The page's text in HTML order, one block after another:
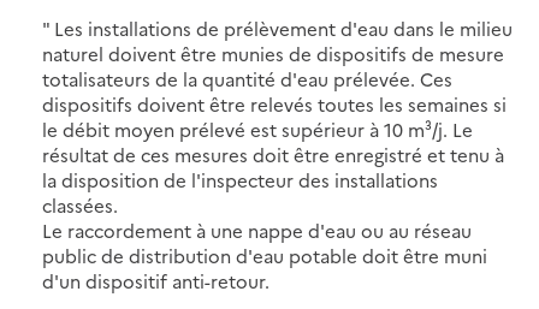
" Les installations de prélèvement d'eau dans le milieu
naturel doivent être munies de dispositifs de mesure
totalisateurs de la quantité d'eau prélevée. Ces
dispositifs doivent être relevés toutes les semaines si
le débit moyen prélevé est supérieur à 10 m³/j. Le
résultat de ces mesures doit être enregistré et tenu à
la disposition de l'inspecteur des installations
classées.
Le raccordement à une nappe d'eau ou au réseau
public de distribution d'eau potable doit être muni
d'un dispositif anti-retour.